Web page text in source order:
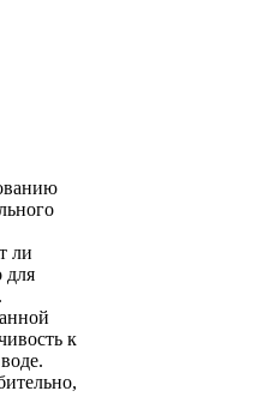
ли
для
к